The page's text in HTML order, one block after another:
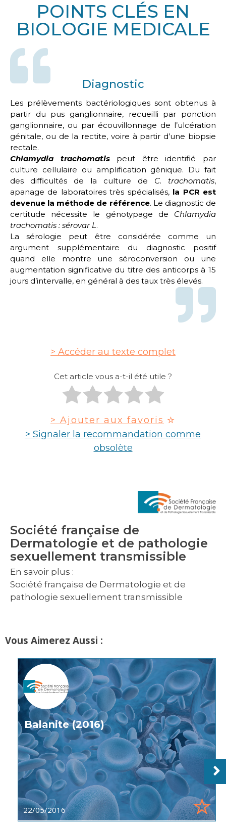
POINTS CLÉS EN
BIOLOGIE MEDICALE
Diagnostic
Les prélèvements bactériologiques sont obtenus à
partir du pus ganglionnaire, recueilli par ponction
ganglionnaire, ou par écouvillonnage de l’ulcération
génitale, ou de la rectite, voire à partir d’une biopsie
rectale.
Chlamydia trachomatis
peut être identifié par
culture cellulaire ou amplification génique. Du fait
des difficultés de la culture de C. trachomatis,
apanage de laboratoires très spécialisés, la PCR est
devenue la méthode de référence. Le diagnostic de
certitude nécessite le génotypage de Chlamydia
trachomatis : sérovar L.
La sérologie peut être considérée comme un
argument supplémentaire du diagnostic positif
quand elle montre une séroconversion ou une
augmentation significative du titre des anticorps à 15
jours d’intervalle, en général à des taux très élevés.
Accéder au texte complet
Cet article vous a-t-il été utile ?
> Ajouter aux favoris
> Signaler la recommandation comme
obsolète
Société française de
Dermatologie et de pathologie
sexuellement transmissible
En savoir plus :
Société française de Dermatologie et de
pathologie sexuellement transmissible
Vous Aimerez Aussi :
Balanite (2016)
22/05/2016